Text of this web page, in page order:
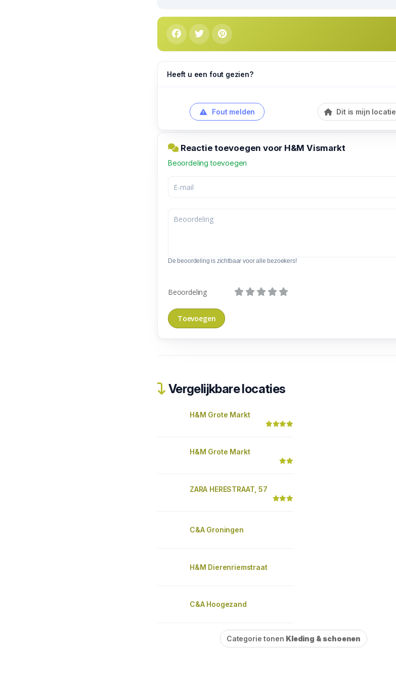
Heeft u een fout gezien?
Fout melden Dit is mijn locatie
Reactie toevoegen voor H&M Vismarkt
Beoordeling toevoegen
De beoordeling is zichtbaar voor alle bezoekers!
Beoordeling
Vergelijkbare locaties
H&M Grote Markt
H&M Grote Markt
ZARA HERESTRAAT, 57
C&A Groningen
H&M Dierenriemstraat
C&A Hoogezand
Categorie tonen Kleding & schoenen